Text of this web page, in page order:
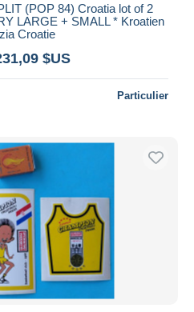
(POP 84) Croatia lot of 2
LARGE + SMALL * Kroatien
Croatie
$US
Particulier